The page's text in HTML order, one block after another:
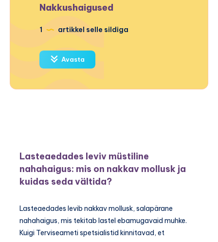
Nakkushaigused
1 artikkel selle sildiga
Avasta
Lasteaedades leviv müstiline
nahahaigus: mis on nakkav mollusk ja
kuidas seda vältida?
Lasteaedades levib nakkav mollusk, salapärane
nahahaigus, mis tekitab lastel ebamugavaid muhke.
Kuigi Terviseameti spetsialistid kinnitavad, et